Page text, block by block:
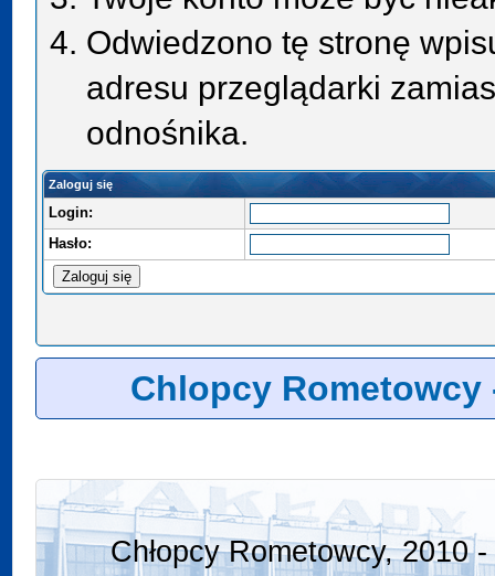
Odwiedzono tę stronę
adresu przeglądarki
odnośnika.
Zaloguj się
Login:
Hasło:
Chlopcy Rometowcy
Chłopcy Rometowcy, 2010